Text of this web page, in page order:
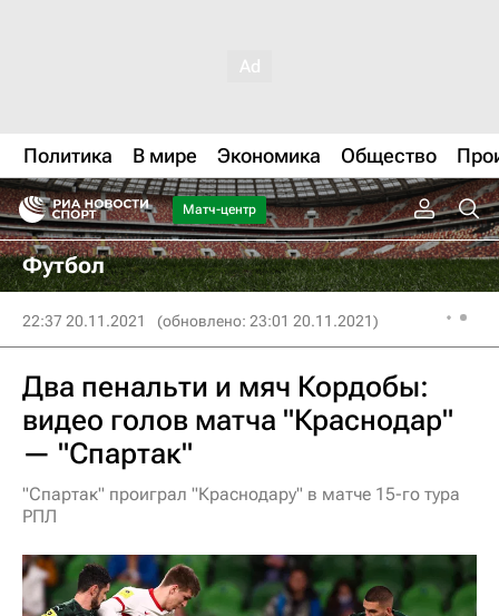
Политика В мире Экономика Общество
Матч-центр
Футбол
22:37 20.11.2021 (обновлено: 23:01 20.11.2021)
Два пенальти и мяч Кордобы:
видео голов матча "Краснодар"
— "Спартак"
"Спартак" проиграл "Краснодару" в матче 15-го тура
РПЛ